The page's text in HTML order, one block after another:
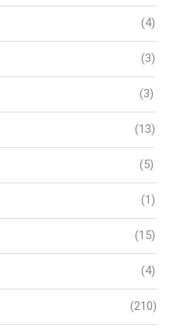
(4)
(3)
(3)
(13)
(5)
(1)
(15)
(4)
(210)